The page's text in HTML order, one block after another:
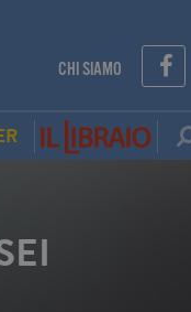
CHI SIAMO